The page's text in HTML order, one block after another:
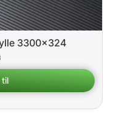
3300x324